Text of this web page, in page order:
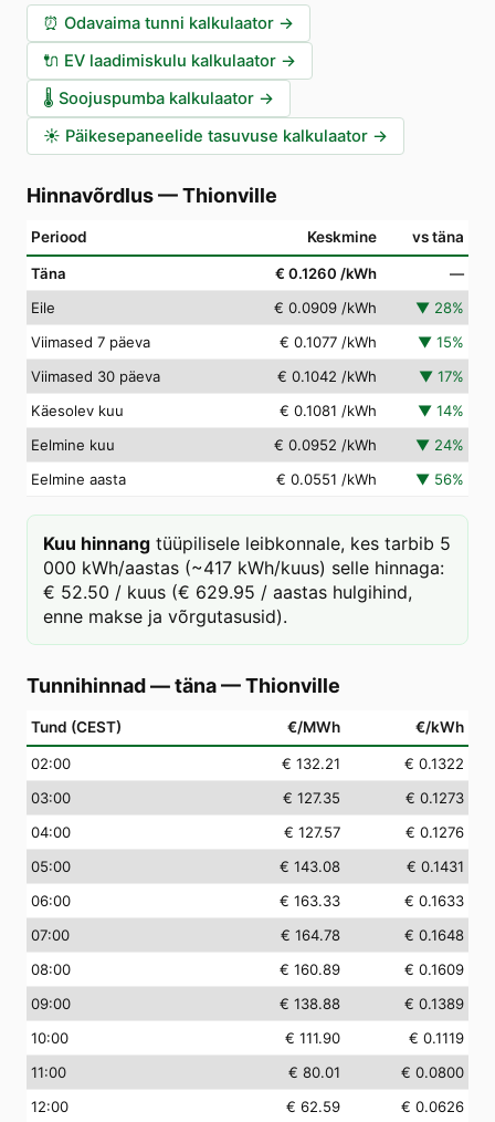
⏰ Odavaima tunni kalkulaator →
🔌 EV laadimiskulu kalkulaator →
🌡️ Soojuspumba kalkulaator →
☀️ Päikesepaneelide tasuvuse kalkulaator →
Hinnavõrdlus—Thionville
Periood Keskmine vs täna
Täna € 0.1260 /kWh
—
Eile
€ 0.0909 /kWh ▼ 28%
Viimased 7 päeva
€ 0.1077 /kWh ▼ 15%
Viimased 30 päeva
€ 0.1042 /kWh ▼ 17%
Käesolev kuu
€ 0.1081 /kWh ▼ 14%
Eelmine kuu
€ 0.0952 /kWh ▼ 24%
Eelmine aasta
€ 0.0551 /kWh ▼ 56%
Kuu hinnang tüüpilisele leibkonnale, kes tarbib 5
000 kWh/aastas (~417 kWh/kuus) selle hinnaga:
€ 52.50 / kuus (€ 629.95 / aastas hulgihind,
enne makse ja võrgutasusid).
Tunnihinnad — täna—Thionville
Tund (CEST) €/MWh €/kWh
02:00 € 132.21
€ 0.1322
03:00 € 127.35
€ 0.1273
04:00 € 127.57
€ 0.1276
05:00 € 143.08
€ 0.1431
06:00 € 163.33
€ 0.1633
07:00 € 164.78
€ 0.1648
08:00 € 160.89
€ 0.1609
09:00 € 138.88
€ 0.1389
10:00 € 111.90
€ 0.1119
11:00 € 80.01
€ 0.0800
12:00 € 62.59
€ 0.0626